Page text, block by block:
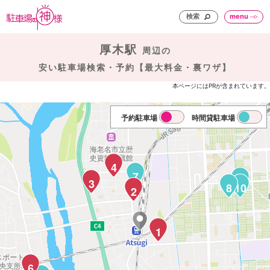
検索 menu
厚木駅
周辺の
安い駐車場検索・予約【最大料金・裏ワザ】
本ページにはPRが含まれています。
11
10
8
7
4
3
2
1
予約駐車場 時間貸駐車場